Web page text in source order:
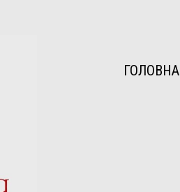
ГОЛОВНА